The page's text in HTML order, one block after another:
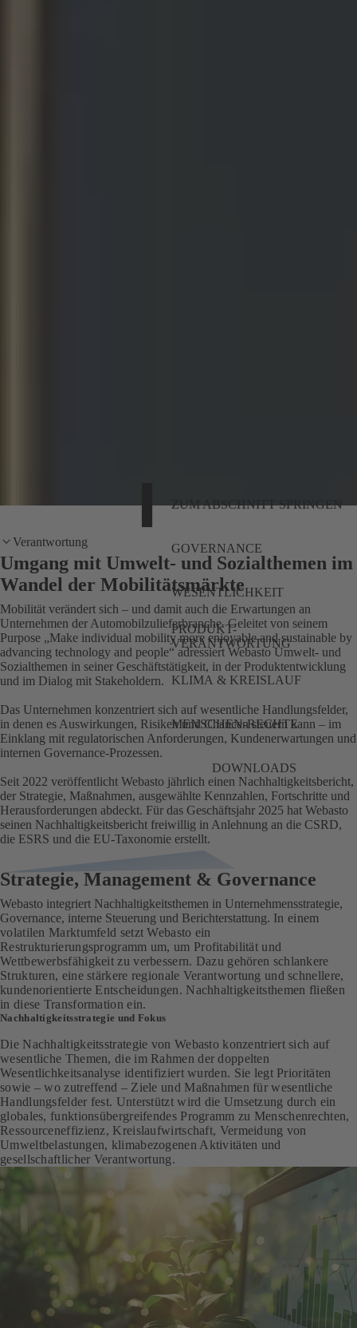
ZUM ABSCHNITT SPRINGEN
GOVERNANCE
WESENTLICHKEIT
PRODUKT-
VERANTWORTUNG
KLIMA & KREISLAUF
MENSCHEN-RECHTE
DOWNLOADS
Verantwortung
Umgang mit Umwelt- und Sozialthemen im
Wandel der Mobilitätsmärkte
Mobilität verändert sich – und damit auch die Erwartungen an
Unternehmen der Automobilzulieferbranche. Geleitet von seinem
Purpose „Make individual mobility more enjoyable and sustainable by
advancing technology and people“ adressiert Webasto Umwelt- und
Sozialthemen in seiner Geschäftstätigkeit, in der Produktentwicklung
und im Dialog mit Stakeholdern.
Das Unternehmen konzentriert sich auf wesentliche Handlungsfelder,
in denen es Auswirkungen, Risiken und Chancen steuern kann – im
Einklang mit regulatorischen Anforderungen, Kundenerwartungen und
internen Governance-Prozessen.
Seit 2022 veröffentlicht Webasto jährlich einen Nachhaltigkeitsbericht,
der Strategie, Maßnahmen, ausgewählte Kennzahlen, Fortschritte und
Herausforderungen abdeckt. Für das Geschäftsjahr 2025 hat Webasto
seinen Nachhaltigkeitsbericht freiwillig in Anlehnung an die CSRD,
die ESRS und die EU-Taxonomie erstellt.
Strategie, Management & Governance
Webasto integriert Nachhaltigkeitsthemen in Unternehmensstrategie,
Governance, interne Steuerung und Berichterstattung. In einem
volatilen Marktumfeld setzt Webasto ein
Restrukturierungsprogramm um, um Profitabilität und
Wettbewerbsfähigkeit zu verbessern. Dazu gehören schlankere
Strukturen, eine stärkere regionale Verantwortung und schnellere,
kundenorientierte Entscheidungen. Nachhaltigkeitsthemen fließen
in diese Transformation ein.
Nachhaltigkeitsstrategie und Fokus
Die Nachhaltigkeitsstrategie von Webasto konzentriert sich auf
wesentliche Themen, die im Rahmen der doppelten
Wesentlichkeitsanalyse identifiziert wurden. Sie legt Prioritäten
sowie – wo zutreffend – Ziele und Maßnahmen für wesentliche
Handlungsfelder fest. Unterstützt wird die Umsetzung durch ein
globales, funktionsübergreifendes Programm zu Menschenrechten,
Ressourceneffizienz, Kreislaufwirtschaft, Vermeidung von
Umweltbelastungen, klimabezogenen Aktivitäten und
gesellschaftlicher Verantwortung.